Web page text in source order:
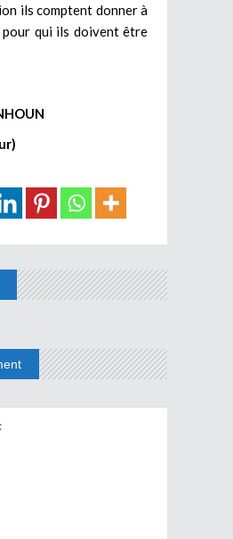
ils comptent donner à
qui ils doivent être